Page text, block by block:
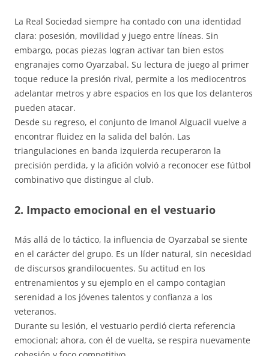
La Real Sociedad siempre ha contado con una identidad
clara: posesión, movilidad y juego entre líneas. Sin
embargo, pocas piezas logran activar tan bien estos
engranajes como Oyarzabal. Su lectura de juego al primer
toque reduce la presión rival, permite a los mediocentros
adelantar metros y abre espacios en los que los delanteros
pueden atacar.
Desde su regreso, el conjunto de Imanol Alguacil vuelve a
encontrar fluidez en la salida del balón. Las
triangulaciones en banda izquierda recuperaron la
precisión perdida, y la afición volvió a reconocer ese fútbol
combinativo que distingue al club.
2. Impacto emocional en el vestuario
Más allá de lo táctico, la influencia de Oyarzabal se siente
en el carácter del grupo. Es un líder natural, sin necesidad
de discursos grandilocuentes. Su actitud en los
entrenamientos y su ejemplo en el campo contagian
serenidad a los jóvenes talentos y confianza a los
veteranos.
Durante su lesión, el vestuario perdió cierta referencia
emocional; ahora, con él de vuelta, se respira nuevamente